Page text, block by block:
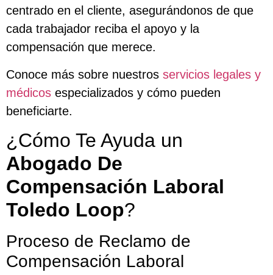
centrado en el cliente, asegurándonos de que
cada trabajador reciba el apoyo y la
compensación que merece.
Conoce más sobre nuestros servicios legales y
médicos especializados y cómo pueden
beneficiarte.
¿Cómo Te Ayuda un
Abogado De
Compensación Laboral
Toledo Loop?
Proceso de Reclamo de
Compensación Laboral